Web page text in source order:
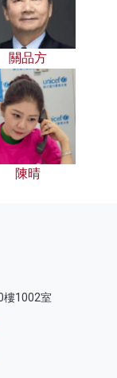
關品方
陳晴
樓1002室